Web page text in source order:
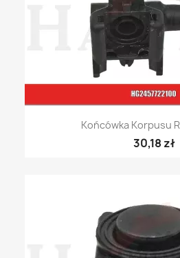
Końcówka Korpusu
30,18 zł